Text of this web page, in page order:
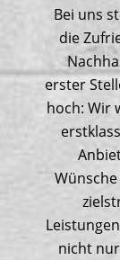
Bei uns
die
erster
hoch: Wir
nicht